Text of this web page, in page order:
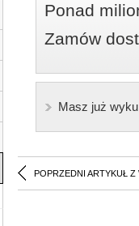
Ponad
Zamów
Masz już
POPRZEDNI ARTYKUŁ Z